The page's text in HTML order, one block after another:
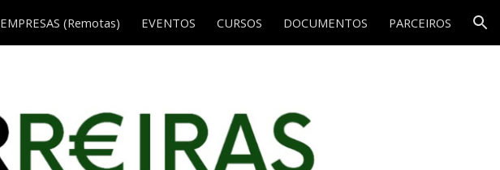
Skip to navigation
EMPRESAS (Remotas) EVENTOS CURSOS DOCUMENTOS PARCEIROS